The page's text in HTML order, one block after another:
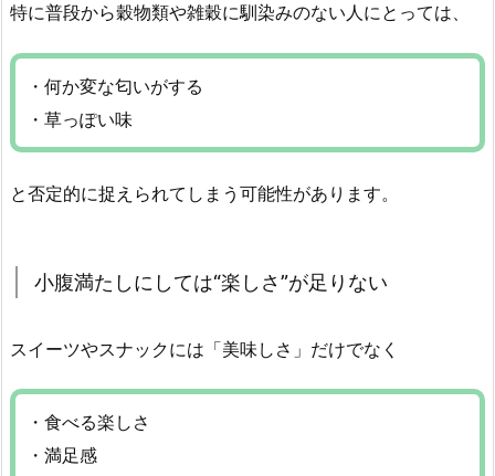
特に普段から穀物類や雑穀に馴染みのない人にとっては、
・何か変な匂いがする
・草っぽい味
と否定的に捉えられてしまう可能性があります。
小腹満たしにしては“楽しさ”が足りない
スイーツやスナックには「美味しさ」だけでなく
・食べる楽しさ
・満足感